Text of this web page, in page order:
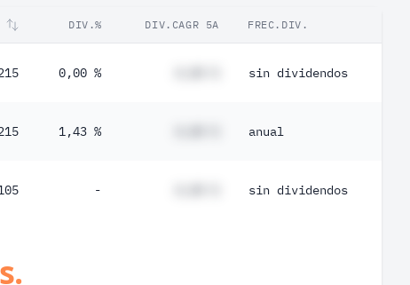
DIV.% DIV.CAGR 5A FREC.DIV.
0,00 % sin dividendos
1,43 % anual
- sin dividendos